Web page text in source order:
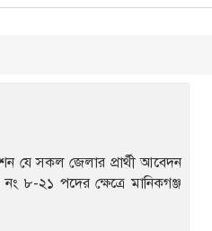
যে সকল জেলার প্রার্থী আবেদন
৮-২১ পদের ক্ষেত্রে মানিকগঞ্জ